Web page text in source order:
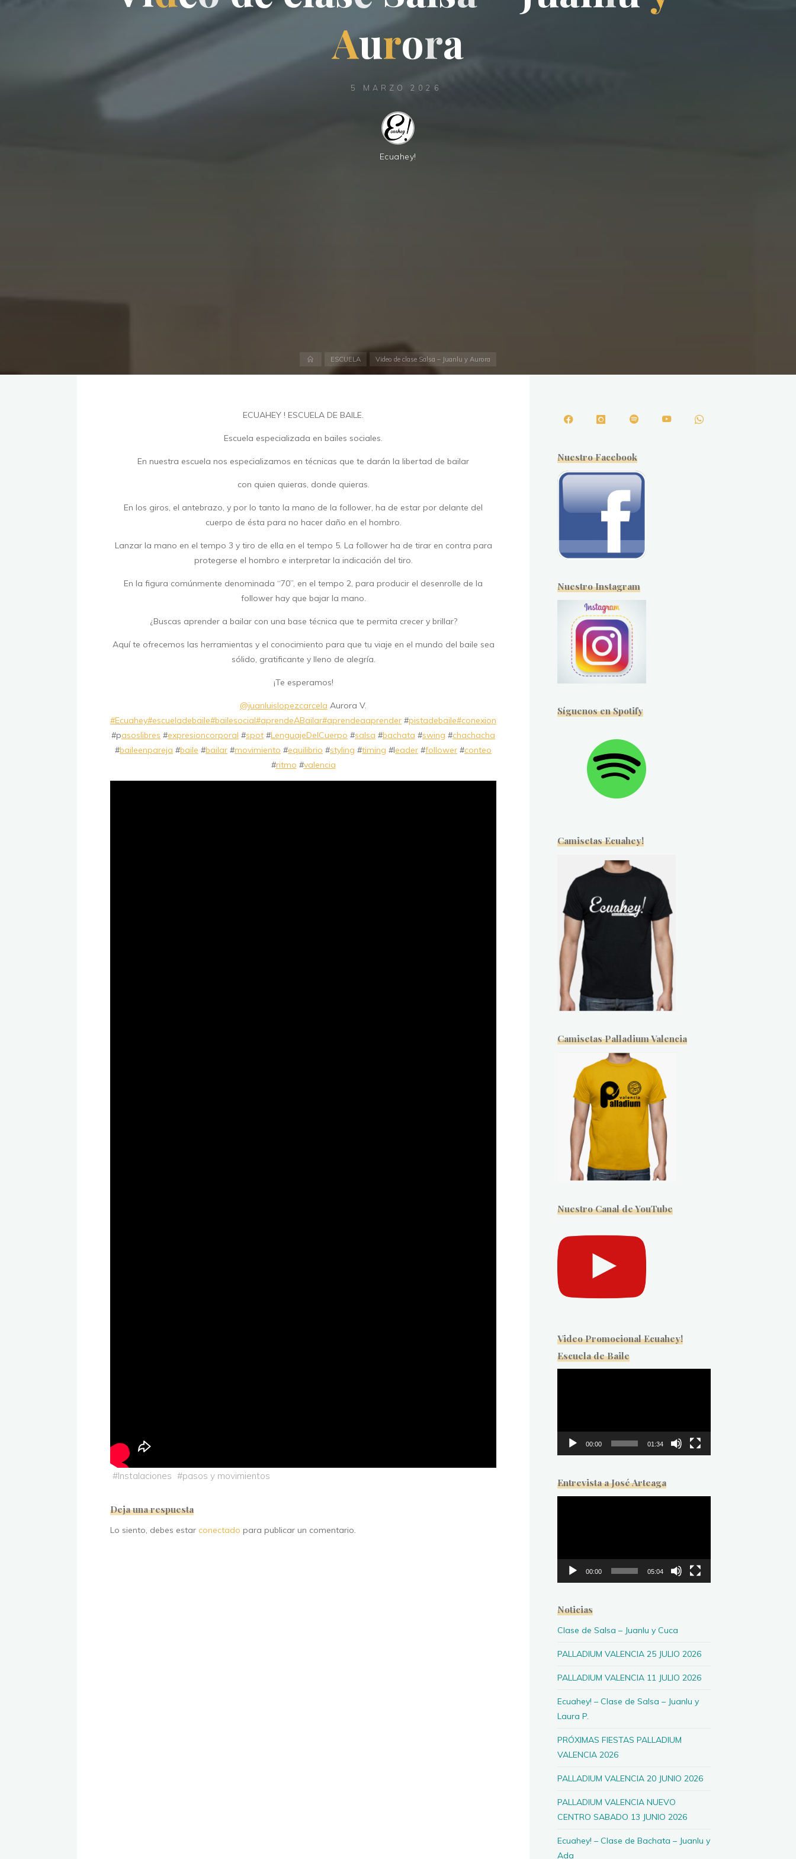
Aurora
5 MARZO 2026
Ecuahey!
ESCUELA Video de clase Salsa – Juanlu y Aurora
ECUAHEY ! ESCUELA DE BAILE.
Escuela especializada en bailes sociales.
En nuestra escuela nos especializamos en técnicas que te darán la libertad de bailar
con quien quieras, donde quieras.
En los giros, el antebrazo, y por lo tanto la mano de la follower, ha de estar por delante del
cuerpo de ésta para no hacer daño en el hombro.
Lanzar la mano en el tempo 3 y tiro de ella en el tempo 5. La follower ha de tirar en contra para
protegerse el hombro e interpretar la indicación del tiro.
En la figura comúnmente denominada “70”, en el tempo 2, para producir el desenrolle de la
follower hay que bajar la mano.
¿Buscas aprender a bailar con una base técnica que te permita crecer y brillar?
Aquí te ofrecemos las herramientas y el conocimiento para que tu viaje en el mundo del baile sea
sólido, gratificante y lleno de alegría.
¡Te esperamos!
@juanluislopezcarcela Aurora V.
#Ecuahey#escueladebaile#bailesocial#aprendeABailar#aprendeaaprender #pistadebaile#conexion
#pasoslibres #expresioncorporal #spot #LenguajeDelCuerpo #salsa #bachata #swing #chachacha
#baileenpareja #baile #bailar #movimiento #equilibrio #styling #timing #leader #follower #conteo
#ritmo #valencia
#Instalaciones #pasos y movimientos
Deja una respuesta
Lo siento, debes estar conectado para publicar un comentario.
Nuestro Facebook
Nuestro Instagram
Síguenos en Spotify
Camisetas Ecuahey!
Camisetas Palladium Valencia
Nuestro Canal de YouTube
Video Promocional Ecuahey!
Escuela de Baile
00:00 01:34
Entrevista a José Arteaga
00:00 05:04
Noticias
Clase de Salsa – Juanlu y Cuca
PALLADIUM VALENCIA 25 JULIO 2026
PALLADIUM VALENCIA 11 JULIO 2026
Ecuahey! – Clase de Salsa – Juanlu y
Laura P.
PRÓXIMAS FIESTAS PALLADIUM
VALENCIA 2026
PALLADIUM VALENCIA 20 JUNIO 2026
PALLADIUM VALENCIA NUEVO
CENTRO SABADO 13 JUNIO 2026
Ecuahey! – Clase de Bachata – Juanlu y
Ada